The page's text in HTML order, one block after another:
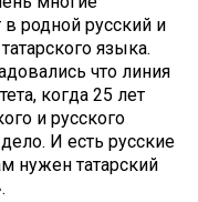
в родной русский и
языка.
что линия
когда 25 лет
и русского
И есть русские
нужен татарский